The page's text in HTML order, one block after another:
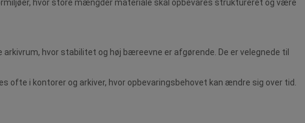
hvor store mængder materiale skal opbevares struktureret og være
hvor stabilitet og høj bæreevne er afgørende. De er velegnede til
i kontorer og arkiver, hvor opbevaringsbehovet kan ændre sig over tid.